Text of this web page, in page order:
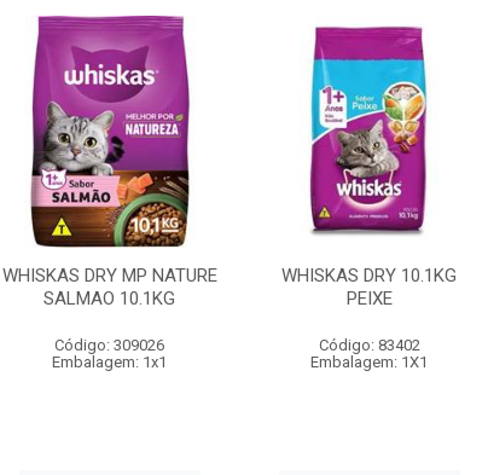
WHISKAS DRY MP NATURE
SALMAO 10.1KG
Código: 309026
Embalagem: 1x1
WHISKAS DRY 10.1KG
PEIXE
Código: 83402
Embalagem: 1X1